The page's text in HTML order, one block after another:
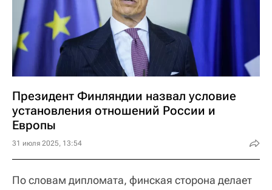
Президент Финляндии назвал условие
установления отношений России и
Европы
31 июля 2025, 13:54
По словам дипломата, финская сторона делает